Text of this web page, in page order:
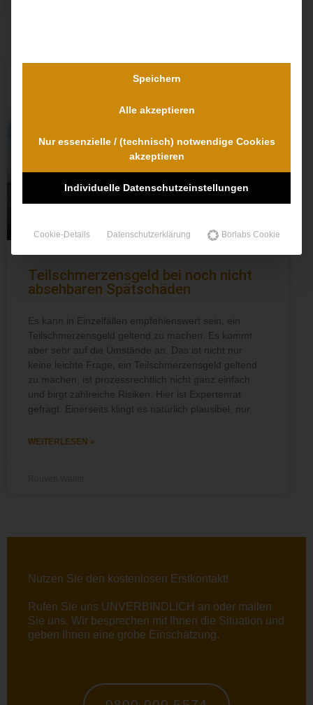
Teilschmerzensgeld bei noch nicht
absehbaren Spätschäden
Es kann in Einzelfällen empfehlenswert sein, ein
Teilschmerzensgeld geltend zu machen. Es kommt
aber sehr auf die Umstände an. Das ist nicht nur
keine leichte Frage, ein Teilschmerzensgeld geltend
zu machen, ist prozessrechtlich nicht ganz einfach
und birgt zahlreiche Risiken. Hier ist Expertenrat
gefragt. Einerseits klingt es natürlich plausibel, nur
WEITERLESEN »
Nutzen Sie den kostenlosen Erstkontakt!
Rufen Sie uns UNVERBINDLICH an oder mailen
Sie uns. Wir besprechen mit Ihnen die Situation und
geben Ihnen eine grobe Einschätzung.
Speichern
Alle akzeptieren
Nur essenzielle / (technisch) notwendige Cookies
akzeptieren
Individuelle Datenschutzeinstellungen
Cookie-Details Datenschutzerklärung Borlabs Cookie